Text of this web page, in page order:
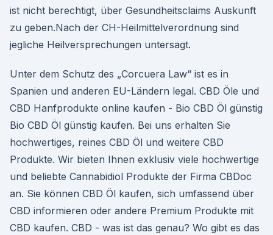
ist nicht berechtigt, über Gesundheitsclaims Auskunft
zu geben.Nach der CH-Heilmittelverordnung sind
jegliche Heilversprechungen untersagt.
Unter dem Schutz des „Corcuera Law“ ist es in
Spanien und anderen EU-Ländern legal. CBD Öle und
CBD Hanfprodukte online kaufen - Bio CBD Öl günstig
Bio CBD Öl günstig kaufen. Bei uns erhalten Sie
hochwertiges, reines CBD Öl und weitere CBD
Produkte. Wir bieten Ihnen exklusiv viele hochwertige
und beliebte Cannabidiol Produkte der Firma CBDoc
an. Sie können CBD Öl kaufen, sich umfassend über
CBD informieren oder andere Premium Produkte mit
CBD kaufen. CBD - was ist das genau? Wo gibt es das